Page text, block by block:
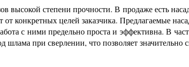
высокой степени прочности. В продаже есть
конкретных целей заказчика. Предлагаемые
с ними предельно проста и эффективна. В
при сверлении, что позволяет значительно